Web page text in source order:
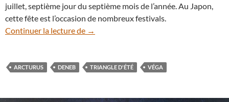
juillet, septième jour du septième mois de l’année. Au Japon,
cette fête est l’occasion de nombreux festivals.
Continuer la lecture de
Zoom sur Véga, la plus belle étoile du ciel
→
ARCTURUS DENEB TRIANGLE D'ÉTÉ VÉGA